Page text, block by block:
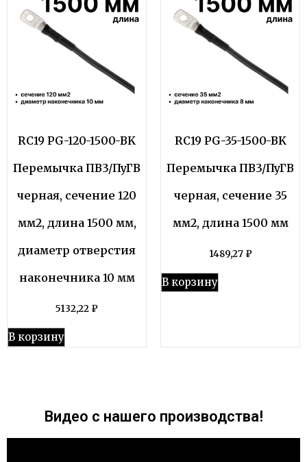
RC19 PG-120-1500-BK
Перемычка ПВ3/ПуГВ
черная, сечение 120
мм2, длина 1500 мм,
диаметр отверстия
наконечника 10 мм
5132,22 ₽
В корзину
RC19 PG-35-1500-BK
Перемычка ПВ3/ПуГВ
черная, сечение 35
мм2, длина 1500 мм
1489,27 ₽
В корзину
Видео с нашего производства!